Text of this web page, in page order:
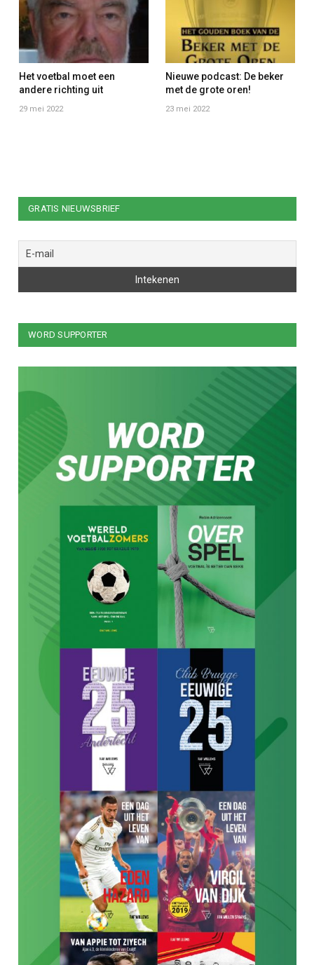
Het voetbal moet een
andere richting uit
29 mei 2022
Nieuwe podcast: De beker
met de grote oren!
23 mei 2022
GRATIS NIEUWSBRIEF
WORD SUPPORTER